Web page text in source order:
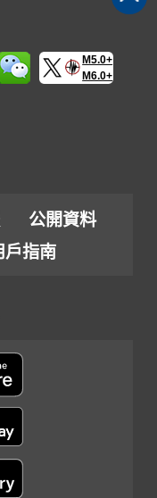
M5.0+
M6.0+
公開資料
戶指南